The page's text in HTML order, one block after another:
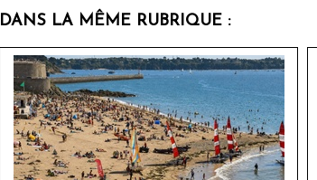
DANS LA MÊME RUBRIQUE :